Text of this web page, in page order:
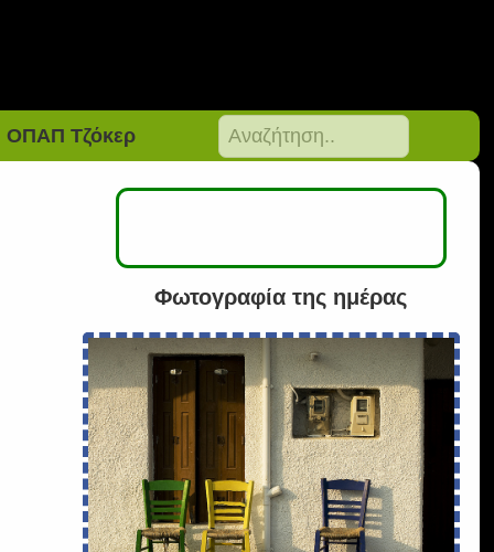
ΟΠΑΠ Τζόκερ
Φωτογραφία της ημέρας